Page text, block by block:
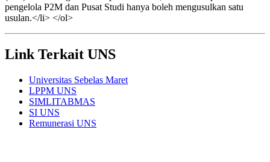
pengelola P2M dan Pusat Studi hanya boleh mengusulkan satu
usulan.</li> </ol>
Link Terkait UNS
Universitas Sebelas Maret
LPPM UNS
SIMLITABMAS
SI UNS
Remunerasi UNS